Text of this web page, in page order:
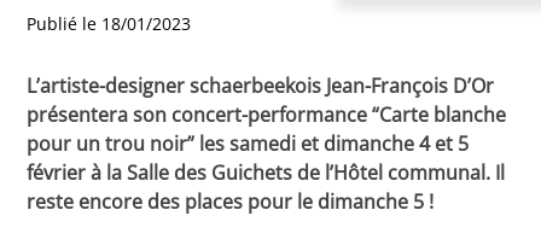
Publié le 18/01/2023
L’artiste-designer schaerbeekois Jean-François D’Or
présentera son concert-performance “Carte blanche
pour un trou noir” les samedi et dimanche 4 et 5
février à la Salle des Guichets de l’Hôtel communal. Il
reste encore des places pour le dimanche 5 !